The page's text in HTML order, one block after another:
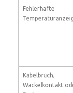
Fehlerhafte
Kabelbruch,
Wackelkontakt